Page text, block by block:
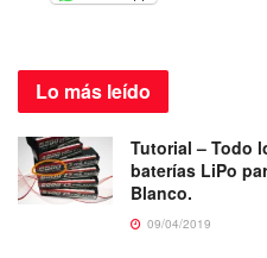
Lo más leído
Tutorial – Todo
baterías LiPo
Blanco.
09/04/2019